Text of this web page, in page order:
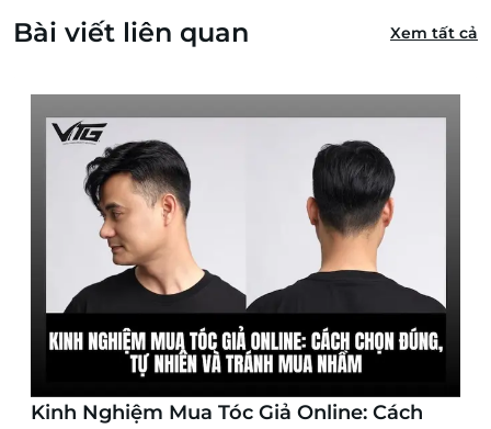
Bài viết liên quan Xem tất cả
Kinh Nghiệm Mua Tóc Giả Online: Cách